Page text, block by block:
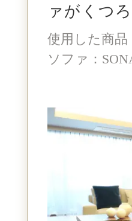
ァが くつ
使用した商品
ソファ：